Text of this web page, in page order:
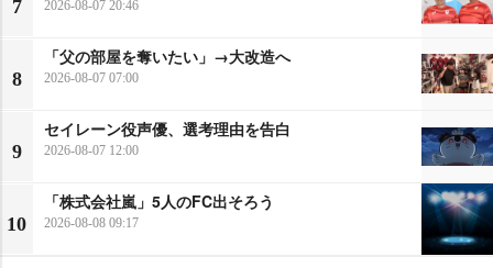
7 2026-08-07 20:46
8
「父の部屋を奪いたい」→大改造へ
2026-08-07 07:00
9
セイレーン役声優、選考理由を告白
2026-08-07 12:00
10
「株式会社嵐」5人のFC出そろう
2026-08-08 09:17